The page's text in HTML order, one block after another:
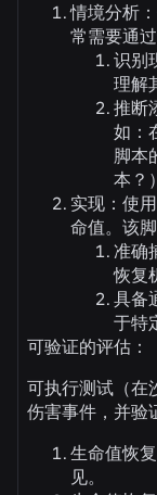
情境分析
常需要通
识别
理解
推断
如：
脚本
本？
实现：使
命值。该
准确
恢复
具备
于特
可验证的评估：
可执行测试（在
伤害事件，并验
生命值恢
见。